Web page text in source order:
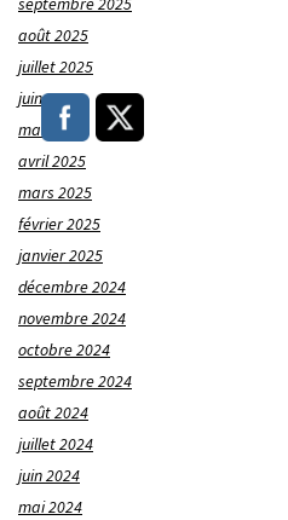
août 2025
juillet 2025
juin 2025
mai 2025
avril 2025
mars 2025
février 2025
janvier 2025
décembre 2024
novembre 2024
octobre 2024
septembre 2024
août 2024
juillet 2024
juin 2024
mai 2024